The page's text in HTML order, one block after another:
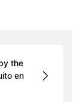
the
en